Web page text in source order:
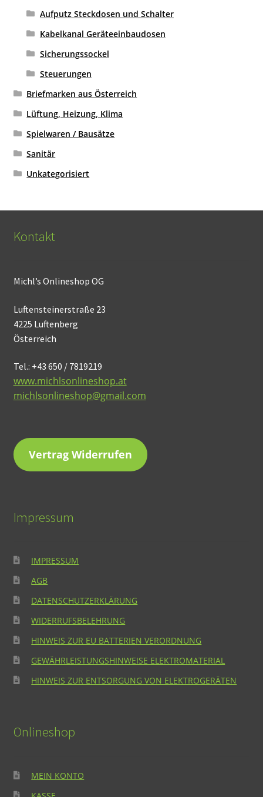
Aufputz Steckdosen und Schalter
Kabelkanal Geräteeinbaudosen
Sicherungssockel
Steuerungen
Briefmarken aus Österreich
Lüftung, Heizung, Klima
Spielwaren / Bausätze
Sanitär
Unkategorisiert
Kontakt
Michl’s Onlineshop OG
Luftensteinerstraße 23
4225 Luftenberg
Österreich
Tel.: +43 650 / 7819219
www.michlsonlineshop.at
michlsonlineshop@gmail.com
Vertrag Widerrufen
Impressum
IMPRESSUM
AGB
DATENSCHUTZERKLÄRUNG
WIDERRUFSBELEHRUNG
HINWEIS ZUR EU BATTERIEN VERORDNUNG
GEWÄHRLEISTUNGSHINWEISE ELEKTROMATERIAL
HINWEIS ZUR ENTSORGUNG VON ELEKTROGERÄTEN
Onlineshop
MEIN KONTO